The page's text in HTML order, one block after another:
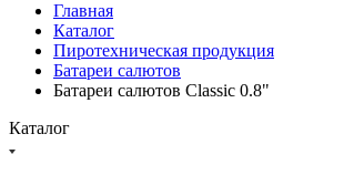
Главная
Каталог
Пиротехническая продукция
Батареи салютов
Батареи салютов Classic 0.8"
Каталог